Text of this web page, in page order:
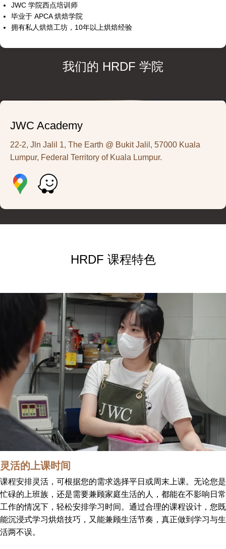
JWC 学院西点培训师
毕业于 APCA 烘焙学院
拥有私人烘焙工坊，10年以上烘焙经验
我们的 HRDF 学院
JWC Academy
22-2, Jln Jalil 1, The Earth @ Bukit Jalil, 57000 Kuala
Lumpur, Federal Territory of Kuala Lumpur.
HRDF 课程特色
灵活的上课时间
课程安排灵活，可根据您的需求选择平日或周末上课。无论您是
忙碌的上班族，还是需要兼顾家庭生活的人，都能在不影响日常
工作的情况下，轻松安排学习时间。通过合理的课程设计，您既
能沉浸式学习烘焙技巧，又能兼顾生活节奏，真正做到学习与生
活两不误。